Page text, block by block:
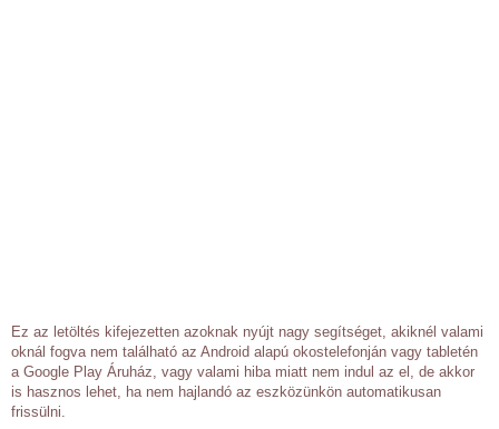
Ez az letöltés kifejezetten azoknak nyújt nagy segítséget, akiknél valami
oknál fogva nem található az Android alapú okostelefonján vagy tabletén
a Google Play Áruház, vagy valami hiba miatt nem indul az el, de akkor
is hasznos lehet, ha nem hajlandó az eszközünkön automatikusan
frissülni.